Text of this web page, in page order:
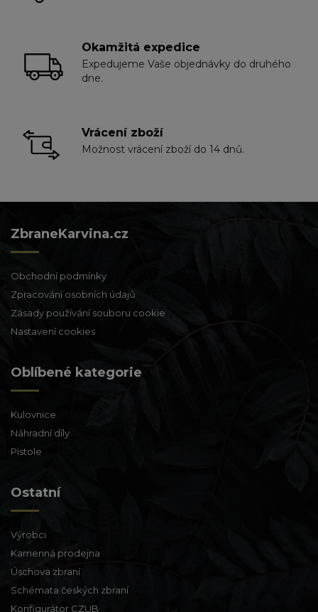
Okamžitá expedice
Expedujeme Vaše objednávky do druhého
dne.
Vrácení zboží
Možnost vrácení zboží do 14 dnů.
ZbraneKarvina.cz
Obchodní podmínky
Zpracování osobních údajů
Zásady používání souboru cookie
Nastavení cookies
Oblíbené kategorie
Kulovnice
Náhradní díly
Pistole
Ostatní
Výrobci
Kamenná prodejna
Úschova zbraní
Schémata českých zbraní
Konfigurátor CZUB